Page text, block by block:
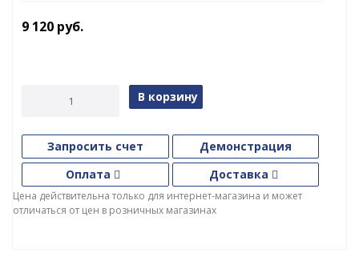
9 120 руб.
В корзину
Запросить счет
Демонстрация
Оплата
Доставка
Цена действительна только для интернет-магазина и может
отличаться от цен в розничных магазинах